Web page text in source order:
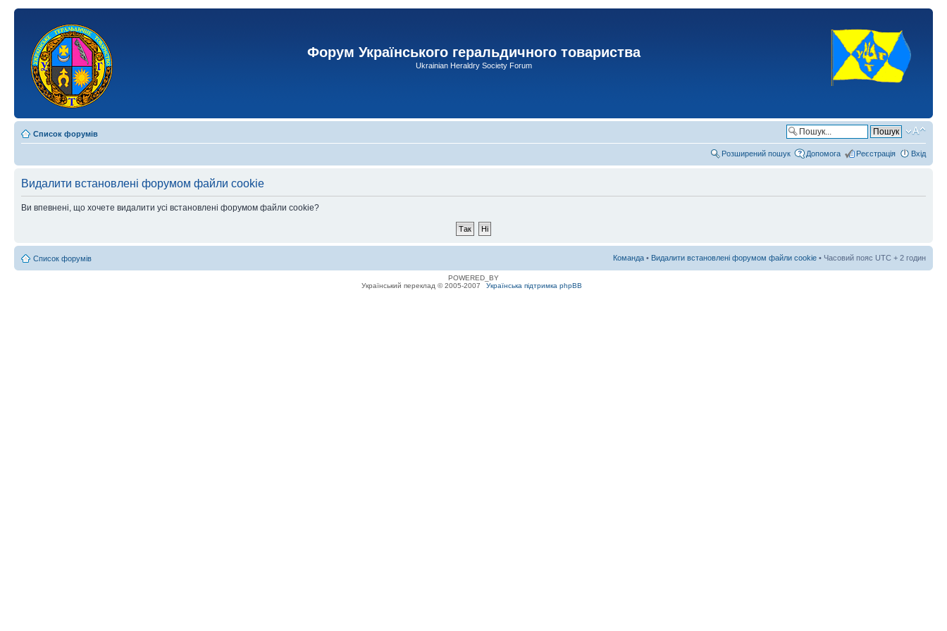
Форум Українського геральдичного товариства
Ukrainian Heraldry Society Forum
Список форумів
Розширений пошук Допомога Реєстрація Вхід
Видалити встановлені форумом файли cookie
Ви впевнені, що хочете видалити усі встановлені форумом файли cookie?
Список форумів Команда • Видалити встановлені форумом файли cookie • Часовий пояс UTC + 2 годин
POWERED_BY
Український переклад © 2005-2007
Українська підтримка phpBB